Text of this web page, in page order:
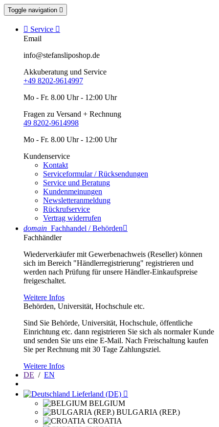
Toggle navigation 
 Service 
Email
info@stefansliposhop.de
Akkuberatung und Service
+49 8202-9614997
Mo - Fr. 8.00 Uhr - 12:00 Uhr
Fragen zu Versand + Rechnung
49 8202-9614998
Mo - Fr. 8.00 Uhr - 12:00 Uhr
Kundenservice
Kontakt
Serviceformular / Rücksendungen
Service und Beratung
Kundenmeinungen
Newsletteranmeldung
Rückrufservice
Vertrag widerrufen
domain Fachhandel / Behörden
Fachhändler
Wiederverkäufer mit Gewerbenachweis (Reseller) können
sich im Bereich "Händlerregistrierung" registrieren und
werden nach Prüfung für unsere Händler-Einkaufspreise
freigeschaltet.
Weitere Infos
Behörden, Universität, Hochschule etc.
Sind Sie Behörde, Universität, Hochschule, öffentliche
Einrichtung etc. dann registrieren Sie sich als normaler Kunde
und senden Sie uns eine E-Mail. Nach Freischaltung kaufen
Sie per Rechnung mit 30 Tage Zahlungsziel.
Weitere Infos
DE / EN
Lieferland (DE) 
BELGIUM
BULGARIA (REP.)
CROATIA